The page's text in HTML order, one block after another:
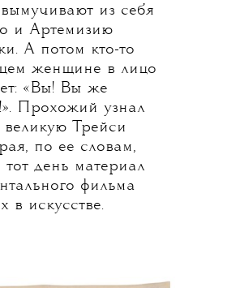
из себя
и Артемизию
А потом кто-то
женщине в лицо
«Вы! Вы же
Прохожий узнал
Трейси
по ее словам,
день материал
фильма
в искусстве.